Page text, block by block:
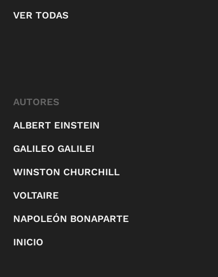
VER TODAS
AUTORES
ALBERT EINSTEIN
GALILEO GALILEI
WINSTON CHURCHILL
VOLTAIRE
NAPOLEÓN BONAPARTE
INICIO